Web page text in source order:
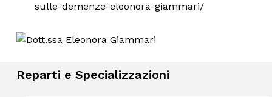
sulle-demenze-eleonora-giammari/
Reparti e Specializzazioni